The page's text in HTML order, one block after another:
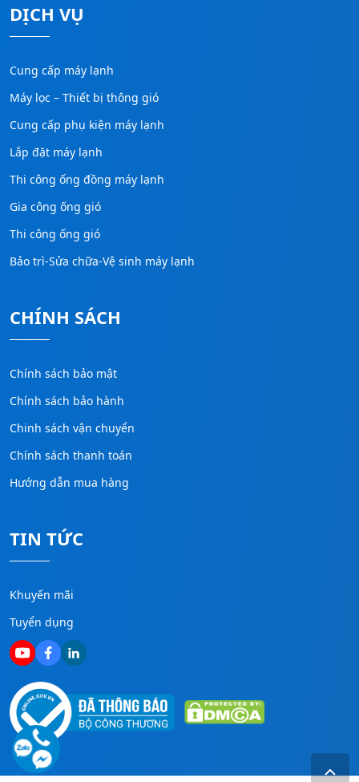
DỊCH VỤ
Cung cấp máy lạnh
Máy lọc – Thiết bị thông gió
Cung cấp phụ kiện máy lạnh
Lắp đặt máy lạnh
Thi công ống đồng máy lạnh
Gia công ống gió
Thi công ống gió
Bảo trì-Sửa chữa-Vệ sinh máy lạnh
CHÍNH SÁCH
Chính sách bảo mật
Chính sách bảo hành
Chinh sách vận chuyển
Chính sách thanh toán
Hướng dẫn mua hàng
TIN TỨC
Khuyến mãi
Tuyển dụng